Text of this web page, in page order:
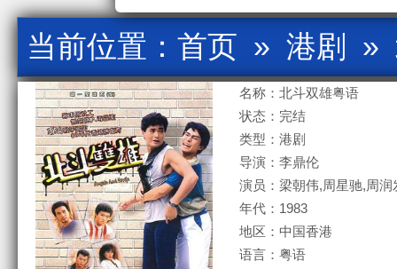
当前位置： 首页 » 港剧 »
名称：北斗双雄粤语
状态：完结
类型：港剧
导演：李鼎伦
演员：梁朝伟,周星驰,周
年代：1983
地区：中国香港
语言：粤语